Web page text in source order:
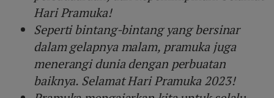
Hari Pramuka!
Seperti bintang-bintang yang bersinar
dalam gelapnya malam, pramuka juga
menerangi dunia dengan perbuatan
baiknya. Selamat Hari Pramuka 2023!